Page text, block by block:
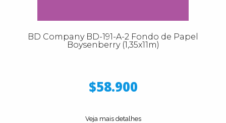
BD Company BD-191-A-2 Fondo de Papel
Boysenberry (1,35x11m)
$58.900
Veja mais detalhes